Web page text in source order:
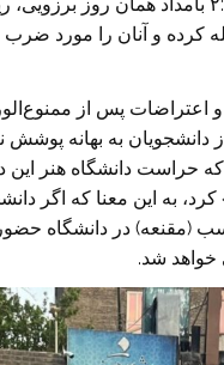
حوالی ساعت ۲:۳۰ بامداد همان روز
کرده و آنان را مورد ضرب
اعتراضات پس از
به ۴۰ نفر از دانشجویان به بهانه
حراست دانشگاه هنر این
به این معنا که اگر
(مقنعه) در دانشگاه حضور
خواهد شد.